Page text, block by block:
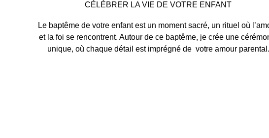
CÉLÉBRER LA VIE DE VOTRE ENFANT
Le baptême de votre enfant est un moment sacré, un rituel où
et la foi se rencontrent. Autour de ce baptême, je crée une
unique, où chaque détail est imprégné de votre amour parental.